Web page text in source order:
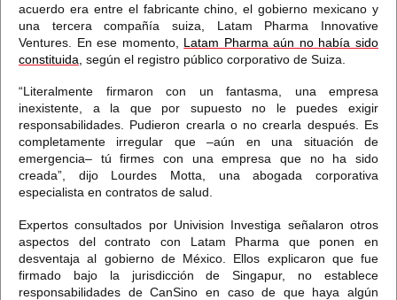
acuerdo era entre el fabricante chino, el gobierno mexicano y
una tercera compañía suiza, Latam Pharma Innovative
Ventures. En ese momento, Latam Pharma aún no había sido
constituida, según el registro público corporativo de Suiza.
“Literalmente firmaron con un fantasma, una empresa
inexistente, a la que por supuesto no le puedes exigir
responsabilidades. Pudieron crearla o no crearla después. Es
completamente irregular que –aún en una situación de
emergencia– tú firmes con una empresa que no ha sido
creada”, dijo Lourdes Motta, una abogada corporativa
especialista en contratos de salud.
Expertos consultados por Univision Investiga señalaron otros
aspectos del contrato con Latam Pharma que ponen en
desventaja al gobierno de México. Ellos explicaron que fue
firmado bajo la jurisdicción de Singapur, no establece
responsabilidades de CanSino en caso de que haya algún